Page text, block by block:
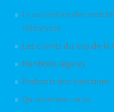
Le calendrier des
téléphone
Les chants du kop de la
Mentions légales
Podcasts des émissions
Qui sommes-nous